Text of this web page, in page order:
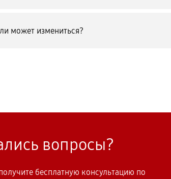
может измениться?
вопросы?
бесплатную консультацию по